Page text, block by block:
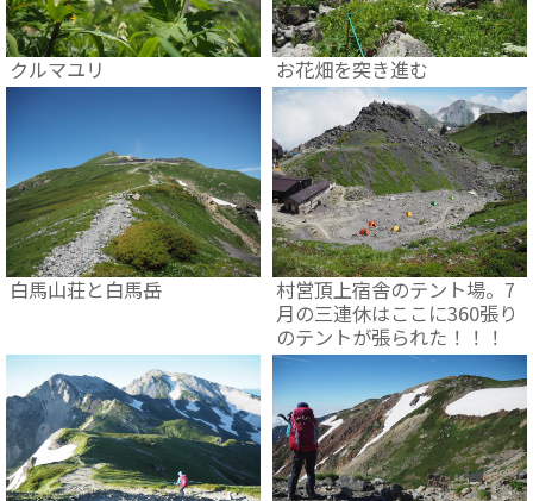
クルマユリ お花畑を突き進む
白馬山荘と白馬岳
村営頂上宿舎のテント場。7
月の三連休はここに360張り
のテントが張られた！！！